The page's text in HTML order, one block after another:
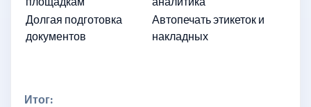
Долгая подготовка
документов
Автопечать этикеток и
накладных
Итог: